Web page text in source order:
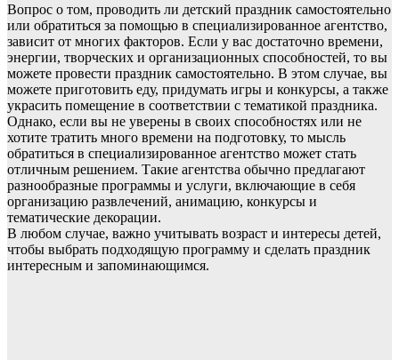
Вопрос о том, проводить ли детский праздник самостоятельно
или обратиться за помощью в специализированное агентство,
зависит от многих факторов. Если у вас достаточно времени,
энергии, творческих и организационных способностей, то вы
можете провести праздник самостоятельно. В этом случае, вы
можете приготовить еду, придумать игры и конкурсы, а также
украсить помещение в соответствии с тематикой праздника.
Однако, если вы не уверены в своих способностях или не
хотите тратить много времени на подготовку, то мысль
обратиться в специализированное агентство может стать
отличным решением. Такие агентства обычно предлагают
разнообразные программы и услуги, включающие в себя
организацию развлечений, анимацию, конкурсы и
тематические декорации.
В любом случае, важно учитывать возраст и интересы детей,
чтобы выбрать подходящую программу и сделать праздник
интересным и запоминающимся.